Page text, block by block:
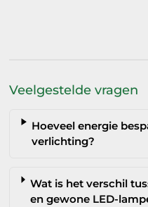
Veelgestelde vragen
Hoeveel energie
verlichting?
Wat is het verschil
en gewone LED-